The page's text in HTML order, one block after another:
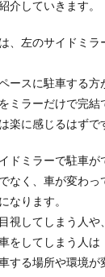
介していきます。
、左のサイドミラ
ースに駐車する方
ミラーだけで完結
楽に感じるはずで
ドミラーで駐車が
なく、車が変わっ
なります。
視してしまう人や
をしてしまう人は
する場所や環境が